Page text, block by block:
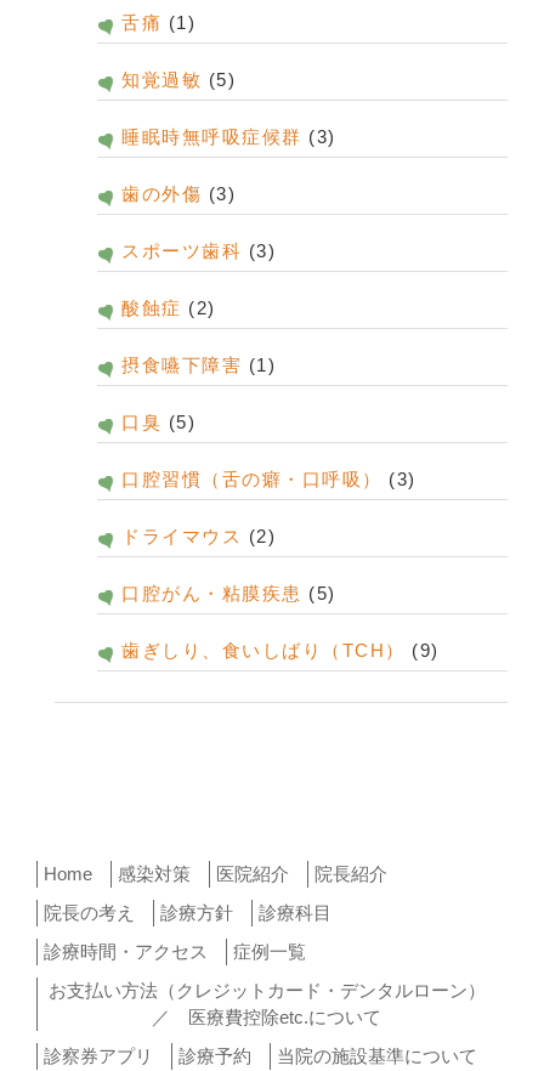
舌痛 (1)
知覚過敏 (5)
睡眠時無呼吸症候群 (3)
歯の外傷 (3)
スポーツ歯科 (3)
酸蝕症 (2)
摂食嚥下障害 (1)
口臭 (5)
口腔習慣（舌の癖・口呼吸） (3)
ドライマウス (2)
口腔がん・粘膜疾患 (5)
歯ぎしり、食いしばり（TCH） (9)
Home 感染対策 医院紹介
院長紹介
院長の考え
診療方針
診療科目
診療時間・アクセス
症例一覧
お支払い方法（クレジットカード・デンタルローン）
／ 医療費控除etc.について
診察券アプリ
診療予約
当院の施設基準について